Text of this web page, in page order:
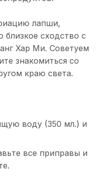
лапши,
сходство с
Хар Ми. Советуем
знакомиться со
краю света.
воду (350 мл.) и
все приправы и